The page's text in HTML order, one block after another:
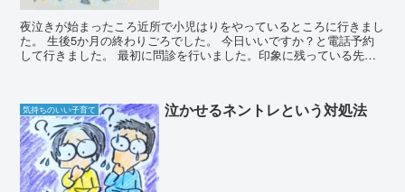
夜泣きが始まったころ近所で小児はりをやっているところに行きまし
た。 生後5か月の終わりごろでした。 今日いいですか？と電話予約
して行きました。 最初に問診を行いました。印象に残っている先生
気持ちのいい子育て 泣かせるネントレという対処法